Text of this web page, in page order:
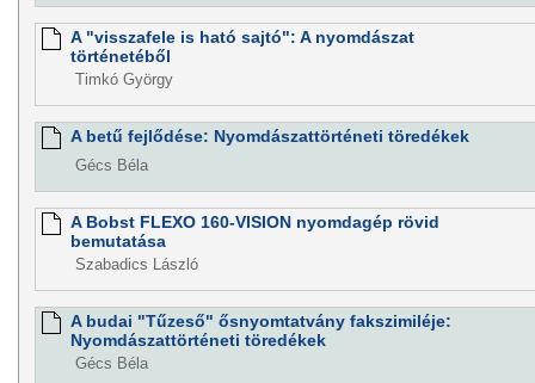
A "visszafele is ható sajtó": A nyomdászat
történetéből
Timkó György
A betű fejlődése: Nyomdászattörténeti töredékek
Gécs Béla
A Bobst FLEXO 160-VISION nyomdagép rövid
bemutatása
Szabadics László
A budai "Tűzeső" ősnyomtatvány fakszimiléje:
Nyomdászattörténeti töredékek
Gécs Béla